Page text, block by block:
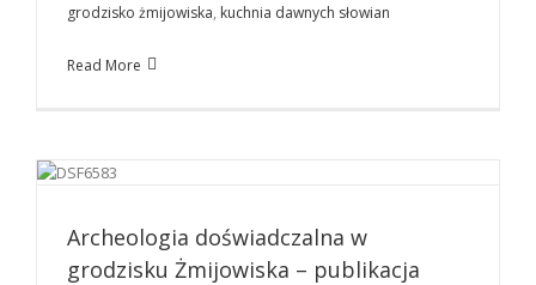
grodzisko żmijowiska, kuchnia dawnych słowian
Read More
Archeologia doświadczalna w grodzisku Żmijowiska –
Archeologia doświadczalna w
grodzisku Żmijowiska – publikacja